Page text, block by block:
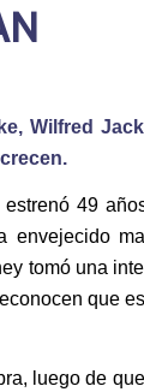
Wilfred
49
envejecido
tomó una
que
luego de